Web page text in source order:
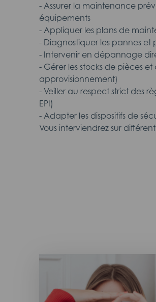
- Assurer la maintenance
équipements
- Appliquer les plans de
- Diagnostiquer les pannes
- Intervenir en dépannage
- Gérer les stocks de pièces
approvisionnement)
- Veiller au respect strict des
EPI)
- Adapter les dispositifs de
Vous interviendrez sur